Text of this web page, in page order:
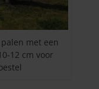
met een
12 cm voor